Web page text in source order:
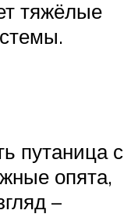
тяжёлые
путаница с
опята,
–